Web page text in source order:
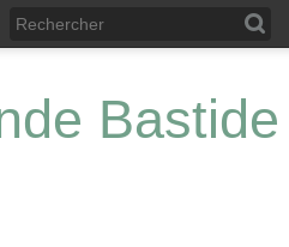
Bastide